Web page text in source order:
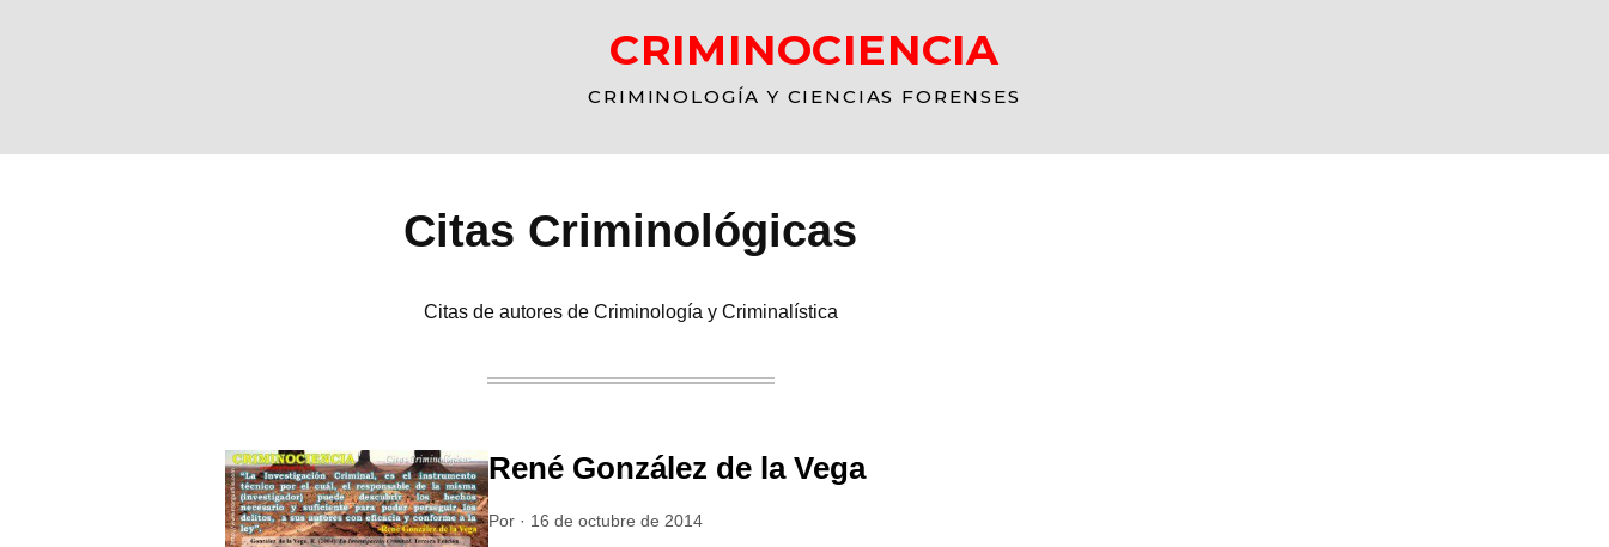
CRIMINOCIENCIA
CRIMINOLOGÍA Y CIENCIAS FORENSES
Citas Criminológicas
Citas de autores de Criminología y Criminalística
René González de la Vega
Por · 16 de octubre de 2014